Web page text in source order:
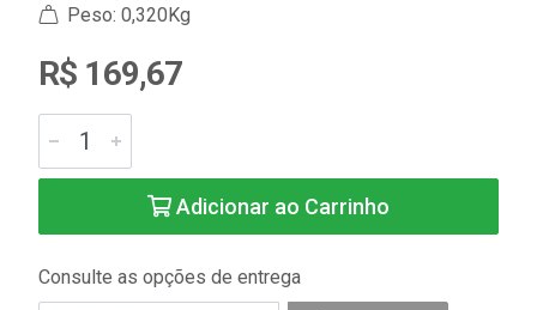
Peso: 0,320Kg
R$ 169,67
Adicionar ao Carrinho
Consulte as opções de entrega